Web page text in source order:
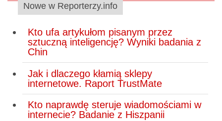
Nowe w Reporterzy.info
Kto ufa artykułom pisanym przez
sztuczną inteligencję? Wyniki badania z
Chin
Jak i dlaczego kłamią sklepy
internetowe. Raport TrustMate
Kto naprawdę steruje wiadomościami w
internecie? Badanie z Hiszpanii